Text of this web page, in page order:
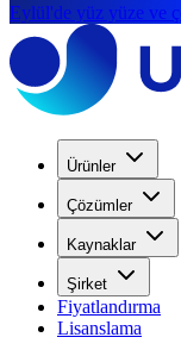
Eylül'de yüz yüze ve
Ürünler
Çözümler
Kaynaklar
Şirket
Fiyatlandırma
Lisanslama